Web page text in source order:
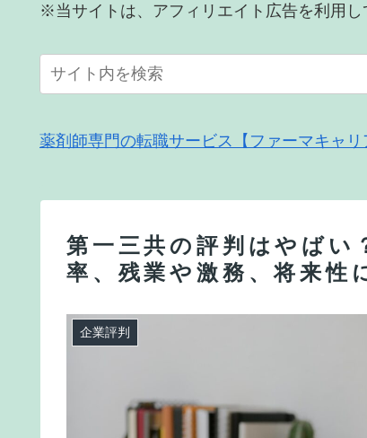
※当サイトは、アフィリエイト広告を利用し
薬剤師専門の転職サービス【ファーマキャリ
第一三共の評判はやばい
率、残業や激務、将来性
企業評判